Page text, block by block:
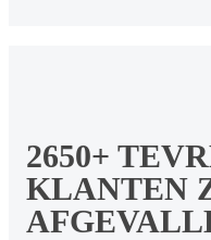
2650+
KLANTEN